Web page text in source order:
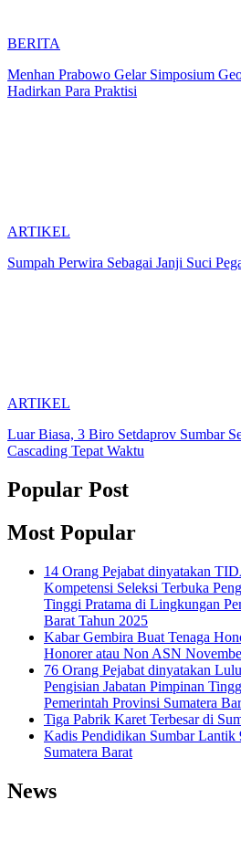
BERITA
Menhan Prabowo Gelar Simposium
Hadirkan Para Praktisi
ARTIKEL
Sumpah Perwira Sebagai Janji Suci
ARTIKEL
Luar Biasa, 3 Biro Setdaprov Sumbar
Cascading Tepat Waktu
Popular Post
Most Popular
14 Orang Pejabat dinyatakan
Kompetensi Seleksi Terbuka
Tinggi Pratama di Lingkungan
Barat Tahun 2025
Kabar Gembira Buat Tenaga
Honorer atau Non ASN
76 Orang Pejabat dinyatakan
Pengisian Jabatan Pimpinan
Pemerintah Provinsi Sumatera
Tiga Pabrik Karet Terbesar di
Kadis Pendidikan Sumbar
Sumatera Barat
News